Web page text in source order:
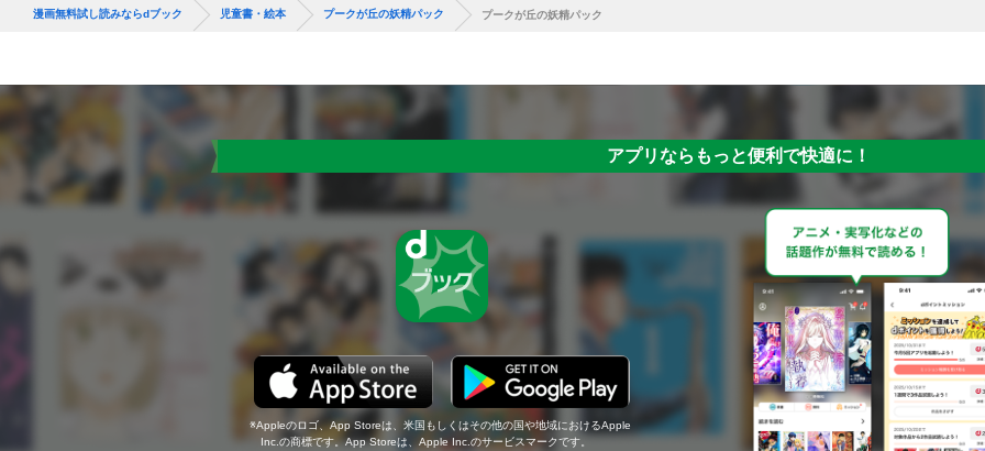
漫画無料試し読みならdブック 児童書・絵本 プークが丘の妖精パック プークが丘の妖精パック
アプリならもっと便利で快適に！
Appleのロゴ、App Storeは、米国もしくはその他の国や地域におけるApple
Inc.の商標です。App Storeは、Apple Inc.のサービスマークです。